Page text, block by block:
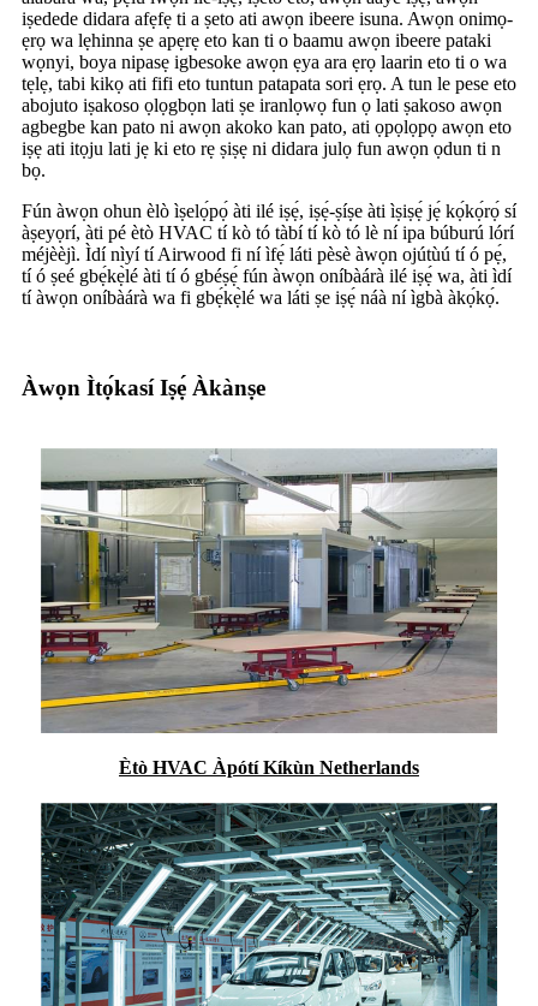
iṣedede didara afẹfẹ ti a ṣeto ati awọn ibeere isuna. Awọn onimọ-
ẹrọ wa lẹhinna ṣe apẹrẹ eto kan ti o baamu awọn ibeere pataki
wọnyi, boya nipasẹ igbesoke awọn ẹya ara ẹrọ laarin eto ti o wa
tẹlẹ, tabi kikọ ati fifi eto tuntun patapata sori ẹrọ. A tun le pese eto
abojuto iṣakoso ọlọgbọn lati ṣe iranlọwọ fun ọ lati ṣakoso awọn
agbegbe kan pato ni awọn akoko kan pato, ati ọpọlọpọ awọn eto
iṣẹ ati itọju lati jẹ ki eto rẹ ṣiṣẹ ni didara julọ fun awọn ọdun ti n
bọ.
Fún àwọn ohun èlò ìṣelọ́pọ́ àti ilé iṣẹ́, iṣẹ́-ṣíṣe àti ìṣiṣẹ́ jẹ́ kọ́kọ́rọ́ sí
àṣeyọrí, àti pé ètò HVAC tí kò tó tàbí tí kò tó lè ní ipa búburú lórí
méjèèjì. Ìdí nìyí tí Airwood fi ní ìfẹ́ láti pèsè àwọn ojútùú tí ó pẹ́,
tí ó ṣeé gbẹ́kẹ̀lé àti tí ó gbéṣẹ́ fún àwọn oníbàárà ilé iṣẹ́ wa, àti ìdí
tí àwọn oníbàárà wa fi gbẹ́kẹ̀lé wa láti ṣe iṣẹ́ náà ní ìgbà àkọ́kọ́.
Àwọn Ìtọ́kasí Iṣẹ́ Àkànṣe
Ètò HVAC Àpótí Kíkùn Netherlands